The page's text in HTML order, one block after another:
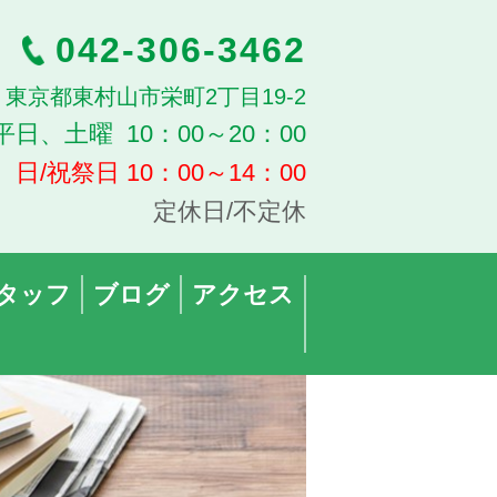
042-306-3462
京都東村山市栄町2丁目19-2
日、土曜 10：00～20：00
日/祝祭日 10：00～14：00
定休日/不定休
ッフ ブログ アクセス